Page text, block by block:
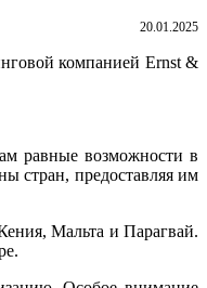
20.01.2025
компанией Ernst &
равные возможности в
стран, предоставляя им
Мальта и Парагвай.